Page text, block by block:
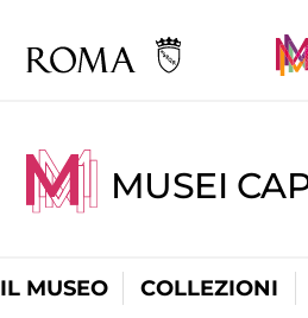
MUSEI
IL MUSEO COLLEZIONI